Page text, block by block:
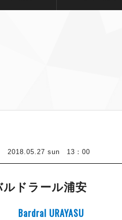
2018.05.27 sun 13：00
ルドラール浦安
Bardral URAYASU